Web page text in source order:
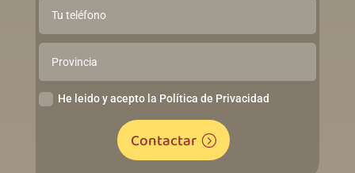
He leido y acepto la Política de Privacidad
Contactar